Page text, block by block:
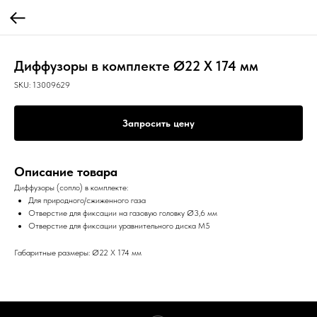
Диффузоры в комплекте Ø22 X 174 мм
SKU: 13009629
Запросить цену
Описание товара
Диффузоры (сопло) в комплекте:
Для природного/сжиженного газа
Отверстие для фиксации на газовую головку Ø3,6 мм
Отверстие для фиксации уравнительного диска M5
Габаритные размеры: Ø22 X 174 мм